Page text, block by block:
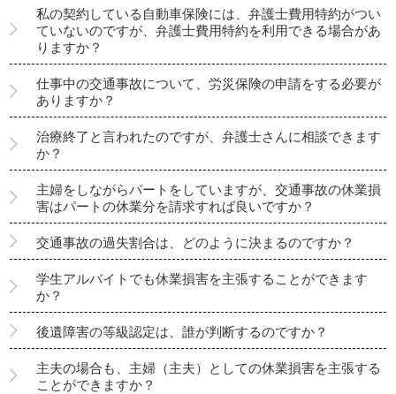
私の契約している自動車保険には、弁護士費用特約がつい
ていないのですが、弁護士費用特約を利用できる場合があ
りますか？
仕事中の交通事故について、労災保険の申請をする必要が
ありますか？
治療終了と言われたのですが、弁護士さんに相談できます
か？
主婦をしながらパートをしていますが、交通事故の休業損
害はパートの休業分を請求すれば良いですか？
交通事故の過失割合は、どのように決まるのですか？
学生アルバイトでも休業損害を主張することができます
か？
後遺障害の等級認定は、誰が判断するのですか？
主夫の場合も、主婦（主夫）としての休業損害を主張する
ことができますか？